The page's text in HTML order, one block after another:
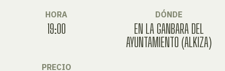
HORA
19:00
DÓNDE
EN LA GANBARA DEL
AYUNTAMIENTO (ALKIZA)
PRECIO